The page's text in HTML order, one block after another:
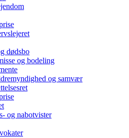
dødsbo
og bodeling
og samvær
og nabotvister